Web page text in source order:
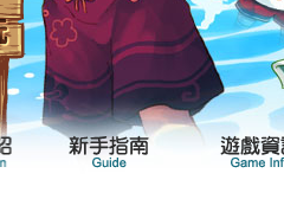
新聞專區 遊戲介紹
社